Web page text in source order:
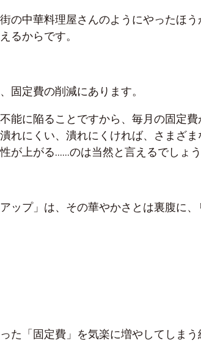
の中華料理屋さんのようにやったほう
るからです。
固定費の削減にあります。
能に陥ることですから、毎月の固定費
れにくい、潰れにくければ、さまざま
が上がる……のは当然と言えるでしょう
ップ」は、その華やかさとは裏腹に、
た「固定費」を気楽に増やしてしまう